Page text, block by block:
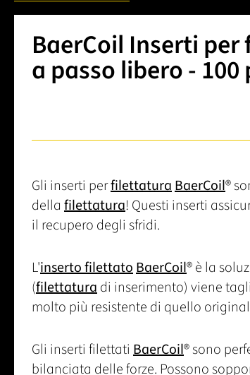
BaerCoil Inserti per
a passo libero - 100
Gli inserti perfilettaturaBaerCoil®
della filettatura! Questi inserti
il recupero degli sfridi.
L'inserto filettatoBaerCoil® è la
(filettaturadi inserimento) viene
molto più resistente di quello
Gli inserti filettati BaerCoil® sono
bilanciata delle forze. Possono